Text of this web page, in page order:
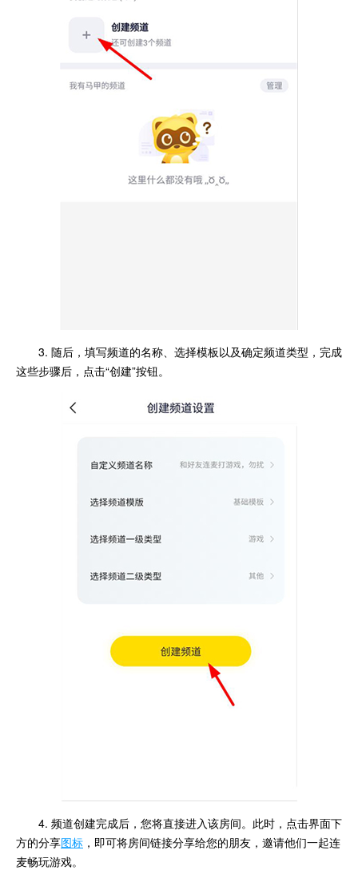
3. 随后，填写频道的名称、选择模板以及确定频道类型，完成
这些步骤后，点击“创建”按钮。
4. 频道创建完成后，您将直接进入该房间。此时，点击界面下
方的分享图标 ，即可将房间链接分享给您的朋友，邀请他们一起连
麦畅玩游戏。